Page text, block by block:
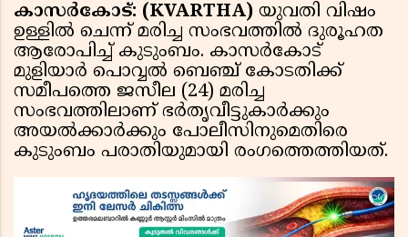
കാസർകോട്: (KVARTHA) യുവതി വിഷം
ഉള്ളിൽ ചെന്ന് മരിച്ച സംഭവത്തിൽ ദുരൂഹത
ആരോപിച്ച് കുടുംബം. കാസർകോട്
മുളിയാർ പൊവ്വൽ ബെഞ്ച് കോടതിക്ക്
സമീപത്തെ ജസീല (24) മരിച്ച
സംഭവത്തിലാണ് ഭർതൃവീട്ടുകാർക്കും
അയൽക്കാർക്കും പോലീസിനുമെതിരെ
കുടുംബം പരാതിയുമായി രംഗത്തെത്തിയത്.